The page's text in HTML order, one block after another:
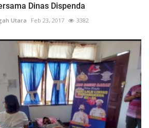
Dinas Dispenda
Utara Feb 23, 2017 3382